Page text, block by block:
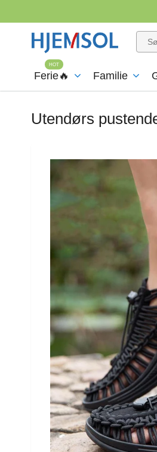
Ferie🔥 Familie
Utendørs